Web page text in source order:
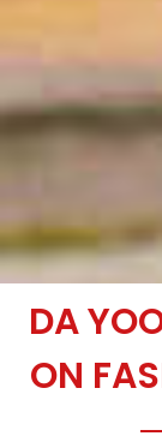
DA
ON